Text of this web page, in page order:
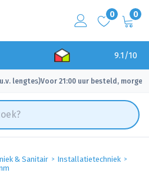
0 0
9.1/10
lengtes)
✓ Voor 21:00 uur besteld, morgen
& Sanitair
Installatietechniek